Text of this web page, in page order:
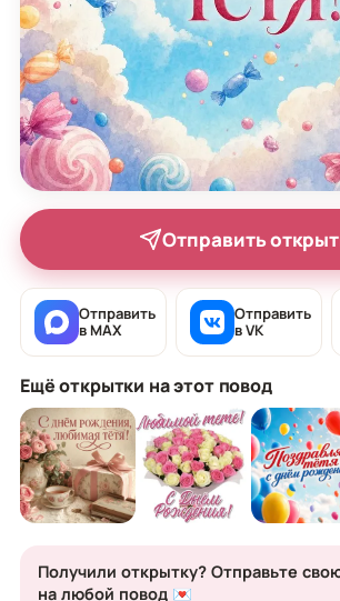
Отправить
Отправить
в MAX
Отправить
в VK
Ещё открытки на этот повод
Получили открытку? Отправьте
на любой повод 💌